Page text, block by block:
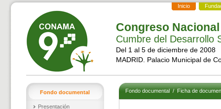
Inicio
Congreso
Cumbre del Desarrollo
Del 1 al 5 de diciembre de 2008
MADRID. Palacio Municipal de
Fondo documental
Presentación
Fondo documental/Ficha de